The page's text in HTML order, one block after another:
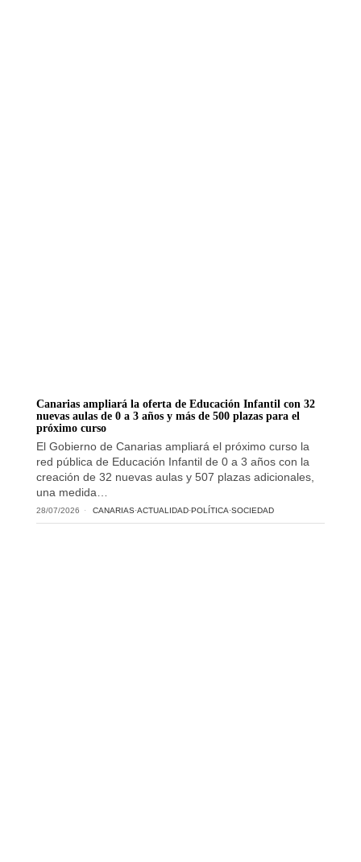
Canarias ampliará la oferta de Educación Infantil con 32
nuevas aulas de 0 a 3 años y más de 500 plazas para el
próximo curso
El Gobierno de Canarias ampliará el próximo curso la
red pública de Educación Infantil de 0 a 3 años con la
creación de 32 nuevas aulas y 507 plazas adicionales,
una medida…
28/07/2026 CANARIAS·ACTUALIDAD·POLÍTICA·SOCIEDAD